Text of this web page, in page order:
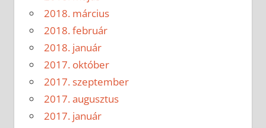
2018. március
2018. február
2018. január
2017. október
2017. szeptember
2017. augusztus
2017. január